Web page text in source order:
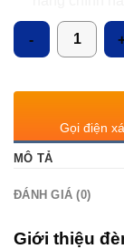
Số lượng
Gọi điện
MÔ TẢ
ĐÁNH GIÁ (0)
Giới thiệu